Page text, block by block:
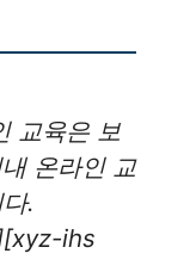
교육은 보
온라인 교
.
ihs